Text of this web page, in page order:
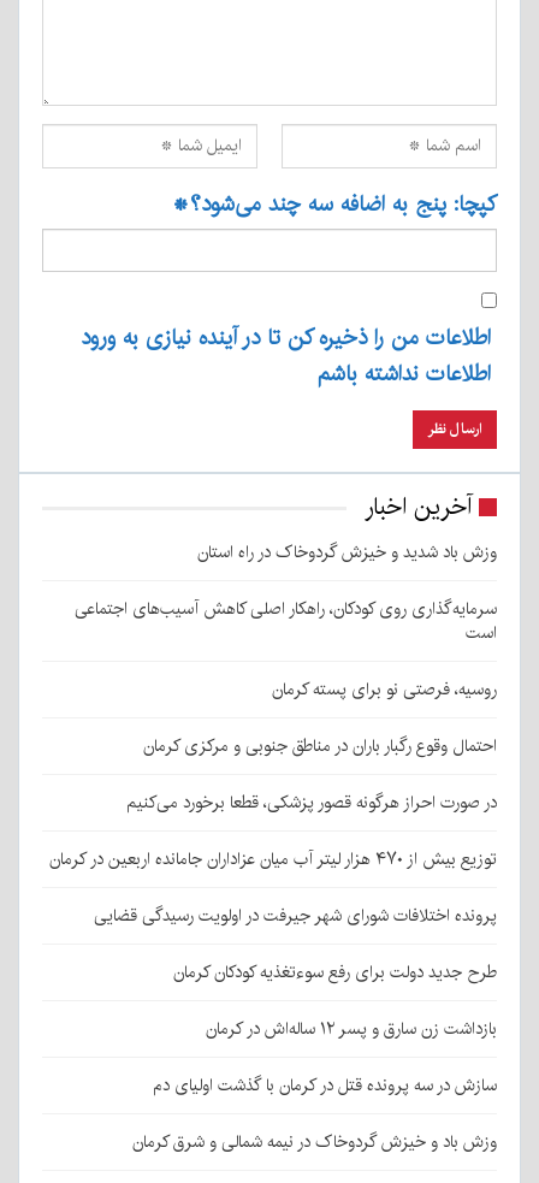
کپچا: پنج به اضافه سه چند می‌شود؟*
اطلاعات من را ذخیره کن تا در آینده نیازی به ورود
اطلاعات نداشته باشم
آخرین اخبار
وزش باد شدید و خیزش گردوخاک در راه استان
سرمایه‌گذاری روی کودکان، راهکار اصلی کاهش آسیب‌های اجتماعی
است
روسیه، فرصتی نو برای پسته کرمان
احتمال وقوع رگبار باران در مناطق جنوبی و مرکزی کرمان
در صورت احراز هرگونه قصور پزشکی، قطعا برخورد می‌کنیم
توزیع بیش از ۴۷۰ هزار لیتر آب میان عزاداران جامانده اربعین در کرمان
پرونده اختلافات شورای شهر جیرفت در اولویت رسیدگی قضایی
طرح جدید دولت برای رفع سوءتغذیه کودکان کرمان
بازداشت زن سارق و پسر ۱۲ ساله‌اش در کرمان
سازش در سه پرونده قتل در کرمان با گذشت اولیای دم
وزش باد و خیزش گردوخاک در نیمه شمالی و شرق کرمان